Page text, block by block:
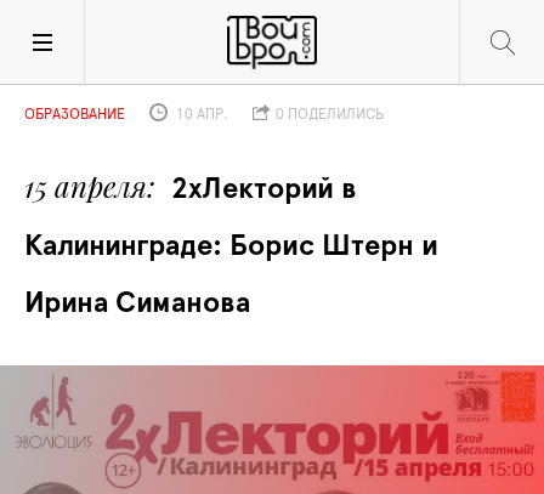
15 апреля
2хЛекторий в
Калининграде: Борис Штерн и
Ирина Симанова
ОБРАЗОВАНИЕ 10 АПР. 0 ПОДЕЛИЛИСЬ